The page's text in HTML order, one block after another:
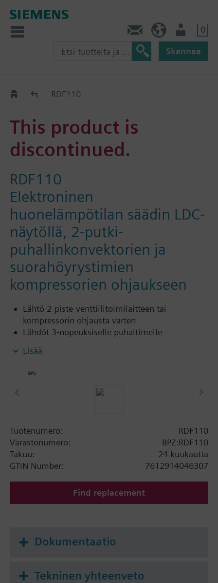
0
Skannaa
Old2NewRDF110
This product is
discontinued.
RDF110
Elektroninen
huonelämpötilan säädin LDC-
näytöllä, 2-putki-
puhallinkonvektorien ja
suorahöyrystimien
kompressorien ohjaukseen
Lähtö 2-piste-venttiilitoimilaitteen tai
kompressorin ohjausta varten
Lähdöt 3-nopeuksiselle puhaltimelle
lämpötilan mukaan (anturin QAH11.1 kanssa)
jäähdytyskäytön vaihtokytkentää tai paluuveden
Käyttötavat: Normaali-, energiansäästö- ja
toimintavalmiuskäyttö
vaihtokytkimelle
Lisää
Tuotenumero:
RDF110
Varastonumero:
BPZ:RDF110
Takuu:
24 kuukautta
GTIN Number:
7612914046307
Find replacement
Dokumentaatio
Tekninen yhteenveto